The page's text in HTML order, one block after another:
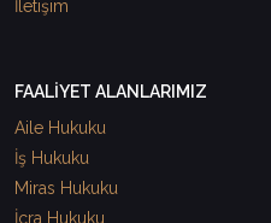
İletişim
FAALİYET ALANLARIMIZ
Aile Hukuku
İş Hukuku
Miras Hukuku
İcra Hukuku